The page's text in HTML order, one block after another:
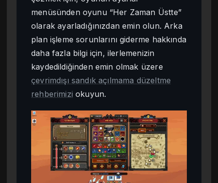
menüsünden oyunu “Her Zaman Üstte”
olarak ayarladığınızdan emin olun. Arka
plan işleme sorunlarını giderme hakkında
daha fazla bilgi için, ilerlemenizin
kaydedildiğinden emin olmak üzere
çevrimdışı sandık açılmama düzeltme
rehberimizi okuyun.